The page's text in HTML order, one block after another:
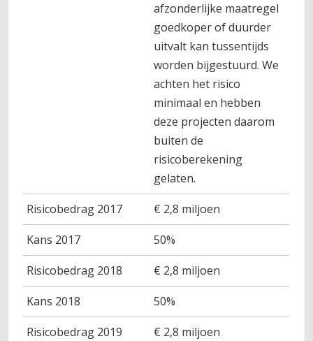
afzonderlijke maatregel
goedkoper of duurder
uitvalt kan tussentijds
worden bijgestuurd. We
achten het risico
minimaal en hebben
deze projecten daarom
buiten de
risicoberekening
gelaten.
Risicobedrag 2017
€ 2,8 miljoen
Kans 2017
50%
Risicobedrag 2018
€ 2,8 miljoen
Kans 2018
50%
Risicobedrag 2019
€ 2,8 miljoen